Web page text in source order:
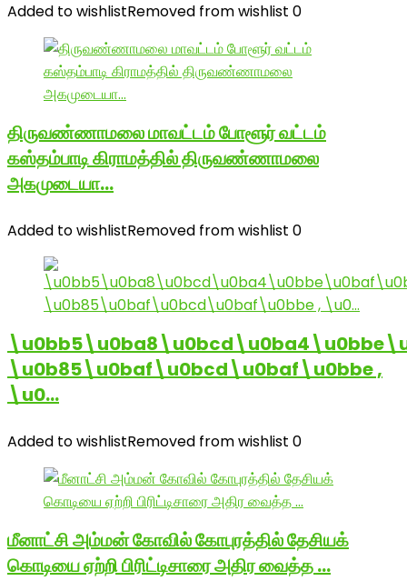
Added to wishlistRemoved from wishlist 0
திருவண்ணாமலை மாவட்டம் போளூர் வட்டம்
கஸ்தம்பாடி கிராமத்தில் திருவண்ணாமலை
அகமுடையா…
Added to wishlistRemoved from wishlist 0
\u0b85\u0baf\u0bcd\u0baf\u0bbe ,
\u0…
Added to wishlistRemoved from wishlist 0
மீனாட்சி அம்மன் கோவில் கோபுரத்தில் தேசியக்
கொடியை ஏற்றி பிரிட்டிசாரை அதிர வைத்த …